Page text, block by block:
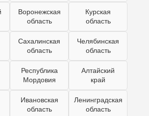
Воронежская
область
Курская
область
Сахалинская
область
Челябинская
область
Республика
Мордовия
Алтайский
край
Ивановская
область
Ленинградская
область